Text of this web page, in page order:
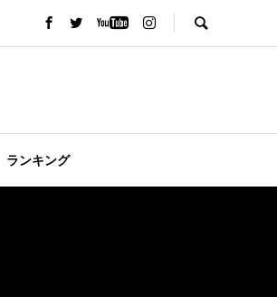
ランキング